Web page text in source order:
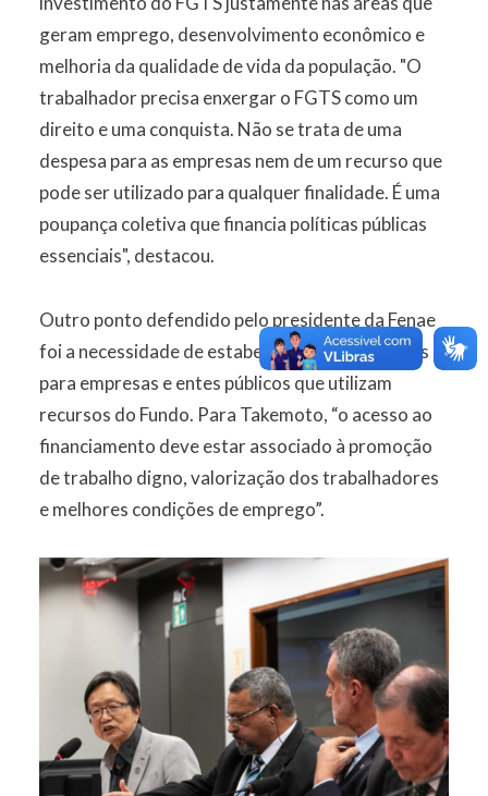
geram emprego, desenvolvimento econômico e
melhoria da qualidade de vida da população. "O
trabalhador precisa enxergar o FGTS como um
direito e uma conquista. Não se trata de uma
despesa para as empresas nem de um recurso que
pode ser utilizado para qualquer finalidade. É uma
poupança coletiva que financia políticas públicas
essenciais", destacou.
Outro ponto defendido pelo presidente da Fenae
foi a necessidade de estabelecer contrapartidas
para empresas e entes públicos que utilizam
recursos do Fundo. Para Takemoto, “o acesso ao
financiamento deve estar associado à promoção
de trabalho digno, valorização dos trabalhadores
e melhores condições de emprego”.